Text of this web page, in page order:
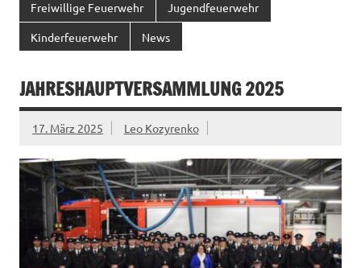
Freiwillige Feuerwehr Jugendfeuerwehr
Kinderfeuerwehr News
JAHRESHAUPTVERSAMMLUNG 2025
17. März 2025 Leo Kozyrenko